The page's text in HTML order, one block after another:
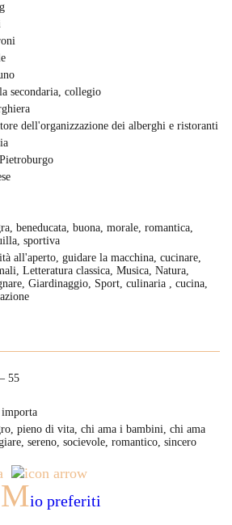
secondaria, сollegio
dell'organizzazione dei alberghi e ristoranti
beneducata, buona, morale, romantica,
sportiva
all'aperto, guidare la macchina, cucinare,
Letteratura classica, Musica, Natura,
Giardinaggio, Sport, culinaria , cucina,
55
pieno di vita, chi ama i bambini, chi ama
sereno, socievole, romantico, sincero
Mio preferiti